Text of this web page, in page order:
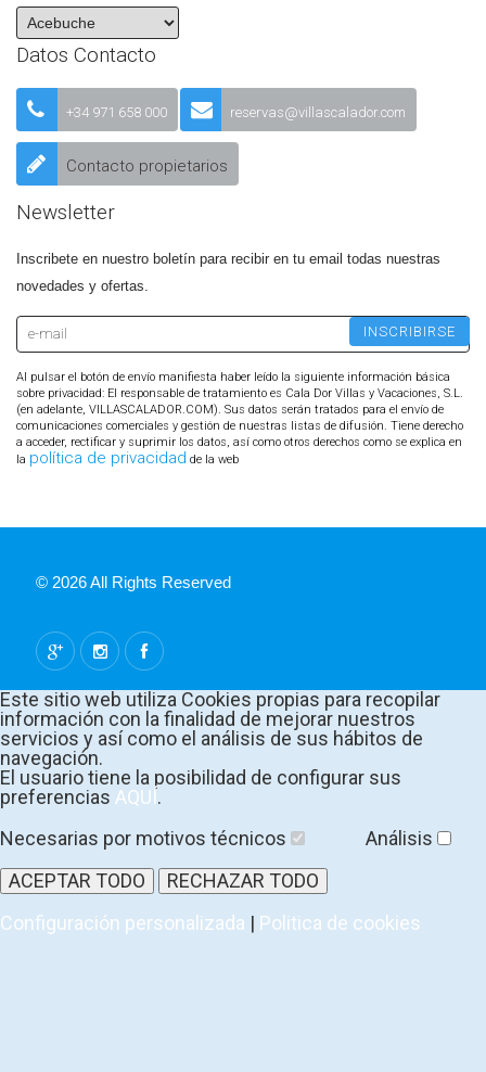
Datos Contacto
+34 971 658 000 reservas@villascalador.com
Contacto propietarios
Newsletter
Inscribete en nuestro boletín para recibir en tu email todas nuestras
novedades y ofertas.
Al pulsar el botón de envío manifiesta haber leído la siguiente información básica
sobre privacidad: El responsable de tratamiento es Cala Dor Villas y Vacaciones, S.L.
(en adelante, VILLASCALADOR.COM). Sus datos serán tratados para el envío de
comunicaciones comerciales y gestión de nuestras listas de difusión. Tiene derecho
a acceder, rectificar y suprimir los datos, así como otros derechos como se explica en
la política de privacidad de la web
© 2026 All Rights Reserved
Este sitio web utiliza Cookies propias para recopilar
información con la finalidad de mejorar nuestros
servicios y así como el análisis de sus hábitos de
navegación.
El usuario tiene la posibilidad de configurar sus
preferencias AQUÍ.
Necesarias por motivos técnicos
Análisis
ACEPTAR TODO
RECHAZAR TODO
Configuración personalizada | Politica de cookies